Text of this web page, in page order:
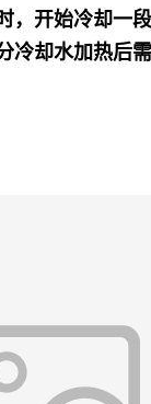
，开始冷却一
冷却水加热后